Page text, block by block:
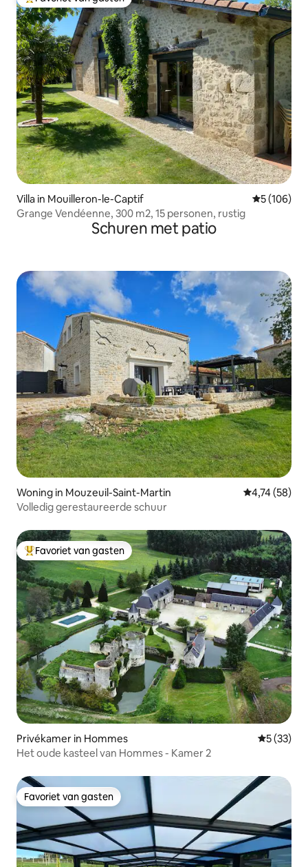
Topfavoriet van gasten
Villa in Mouilleron-le-Captif
5 (106)
Grange Vendéenne, 300 m2, 15 personen, rustig
Schuren met patio
Woning in Mouzeuil-Saint-Martin Gemiddelde
4,74 (58)
Volledig gerestaureerde schuur
Topfavoriet van gasten
Favoriet van gasten
Privékamer in Hommes
5 (33)
Het oude kasteel van Hommes - Kamer 2
Favoriet van gasten
Favoriet van gasten